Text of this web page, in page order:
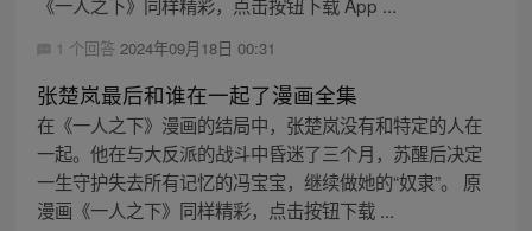
1 个回答 2024年09月18日 00:31
张楚岚最后和谁在一起了漫画全集
在《一人之下》漫画的结局中，张楚岚没有和特定的人在
一起。他在与大反派的战斗中昏迷了三个月，苏醒后决定
一生守护失去所有记忆的冯宝宝，继续做她的“奴隶”。 原
漫画《一人之下》同样精彩，点击按钮下载 ...